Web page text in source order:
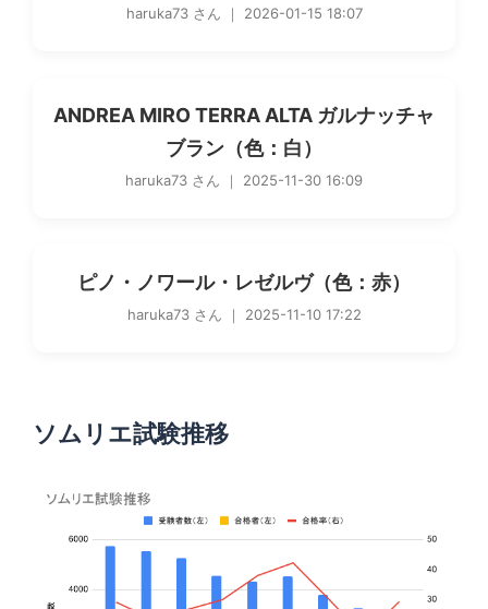
haruka73 さん ｜ 2026-01-15 18:07
ANDREA MIRO TERRA ALTA ガルナッチャ
ブラン（色：白）
haruka73 さん ｜ 2025-11-30 16:09
ピノ・ノワール・レゼルヴ（色：赤）
haruka73 さん ｜ 2025-11-10 17:22
ソムリエ試験推移